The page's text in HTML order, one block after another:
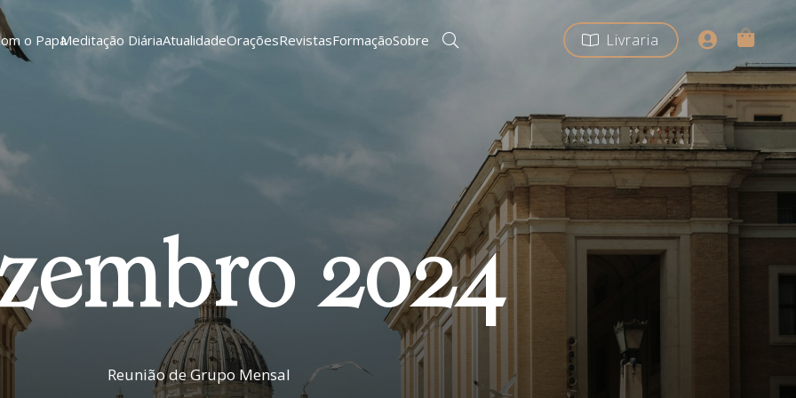
o PapaMeditação DiáriaAtualidadeOraçõesRevistasFormaçãoSobre Livraria
2024
Reunião de Grupo Mensal